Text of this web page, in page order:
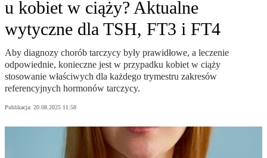
u kobiet w ciąży? Aktualne
wytyczne dla TSH, FT3 i FT4
Aby diagnozy chorób tarczycy były prawidłowe, a leczenie
odpowiednie, konieczne jest w przypadku kobiet w ciąży
stosowanie właściwych dla każdego trymestru zakresów
referencyjnych hormonów tarczycy.
Publikacja: 20.08.2025 11:58